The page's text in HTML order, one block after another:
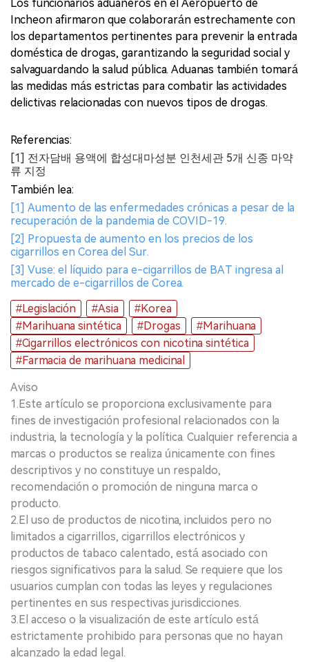
Los funcionarios aduaneros en el Aeropuerto de
Incheon afirmaron que colaborarán estrechamente con
los departamentos pertinentes para prevenir la entrada
doméstica de drogas, garantizando la seguridad social y
salvaguardando la salud pública. Aduanas también tomará
las medidas más estrictas para combatir las actividades
delictivas relacionadas con nuevos tipos de drogas.
Referencias:
[1] 전자담배 용액에 합성대마성분 인천세관 5개 신종 마약
류 지정
También lea:
[1] Aumento de las enfermedades crónicas a pesar de la
recuperación de la pandemia de COVID-19.
[2] Propuesta de aumento en los precios de los
cigarrillos en Corea del Sur.
[3] Vuse: el líquido para e-cigarrillos de BAT ingresa al
mercado de e-cigarrillos de Corea.
#Legislación
#Asia
#Korea
#Marihuana sintética
#Drogas
#Marihuana
#Cigarrillos electrónicos con nicotina sintética
#Farmacia de marihuana medicinal
Aviso
1.Este artículo se proporciona exclusivamente para
fines de investigación profesional relacionados con la
industria, la tecnología y la política. Cualquier referencia a
marcas o productos se realiza únicamente con fines
descriptivos y no constituye un respaldo,
recomendación o promoción de ninguna marca o
producto.
2.El uso de productos de nicotina, incluidos pero no
limitados a cigarrillos, cigarrillos electrónicos y
productos de tabaco calentado, está asociado con
riesgos significativos para la salud. Se requiere que los
usuarios cumplan con todas las leyes y regulaciones
pertinentes en sus respectivas jurisdicciones.
3.El acceso o la visualización de este artículo está
estrictamente prohibido para personas que no hayan
alcanzado la edad legal.